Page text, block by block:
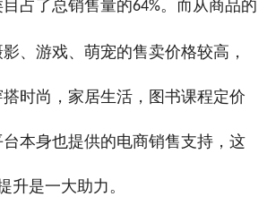
占了总销售量的64%。而从商品的
、游戏、萌宠的售卖价格较高，
时尚，家居生活，图书课程定价
本身也提供的电商销售支持，这
升是一大助力。